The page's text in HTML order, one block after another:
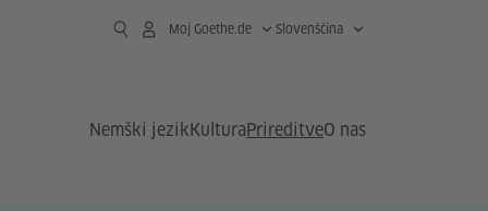
Moj Goethe.de Slovenščina
Nemški jezikKulturaPrireditveO nas